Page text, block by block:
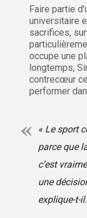
Faire partie
universitaire
sacrifices,
occupe une
longtemps,
contrecœur
performer
« Le sport
parce que
c’est
une
explique-t-il.